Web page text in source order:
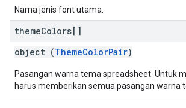
Nama jenis font utama.
themeColors[]
object (ThemeColorPair)
Pasangan warna tema spreadsheet. Untuk
harus memberikan semua pasangan warna